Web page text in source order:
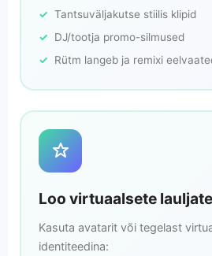
Tantsuväljakutse stiilis klipid
DJ/tootja promo-silmused
Rütm langeb ja remixi
Loo virtuaalsete
Kasuta avatarit või tegelast
identiteedina: